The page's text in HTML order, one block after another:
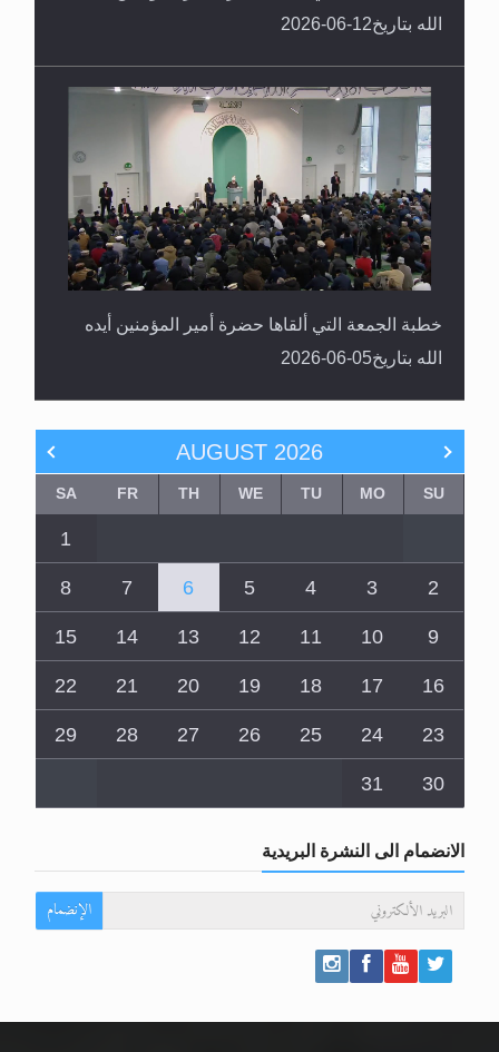
خطبة الجمعة التي ألقاها حضرة أمير المؤمنين أيده
AUGUST 2026
SU
TU
WE
TH
SA
1
8
9
10
11
12
13
14
15
16
17
18
19
20
21
22
23
24
25
26
27
28
29
30
31
الانضمام الى النشرة البريدية
المقالات